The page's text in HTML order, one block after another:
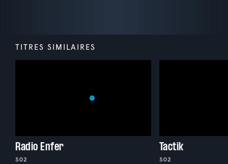
TITRES SIMILAIRES
Radio Enfer
S02
Tactik
S02